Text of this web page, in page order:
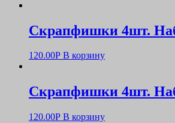
Скрапфишки 4шт.
120.00Р В корзину
Скрапфишки 4шт.
120.00Р В корзину